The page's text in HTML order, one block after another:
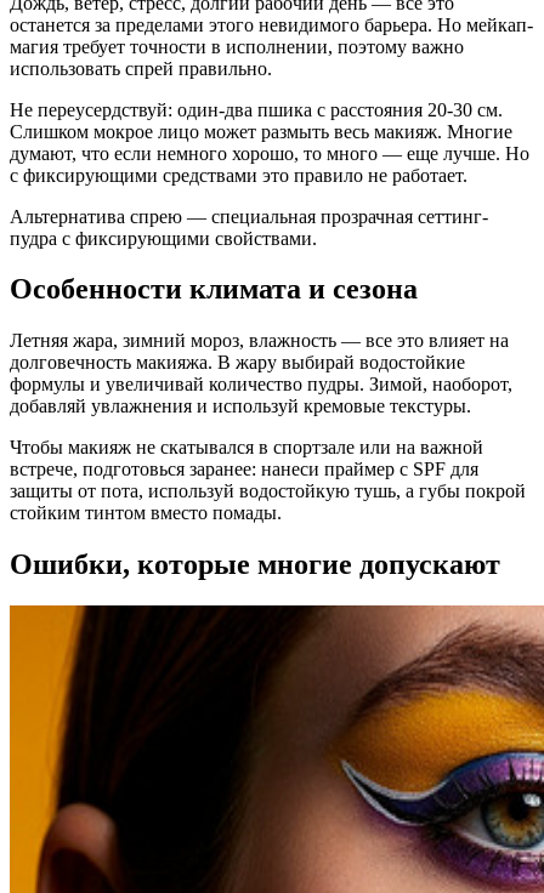
останется за пределами этого невидимого барьера. Но мейкап-
магия требует точности в исполнении, поэтому важно
использовать спрей правильно.
Не переусердствуй: один-два пшика с расстояния 20-30 см.
Слишком мокрое лицо может размыть весь макияж. Многие
думают, что если немного хорошо, то много — еще лучше. Но
с фиксирующими средствами это правило не работает.
Альтернатива спрею — специальная прозрачная сеттинг-
пудра с фиксирующими свойствами.
Особенности климата и сезона
Летняя жара, зимний мороз, влажность — все это влияет на
долговечность макияжа. В жару выбирай водостойкие
формулы и увеличивай количество пудры. Зимой, наоборот,
добавляй увлажнения и используй кремовые текстуры.
Чтобы макияж не скатывался в спортзале или на важной
встрече, подготовься заранее: нанеси праймер с SPF для
защиты от пота, используй водостойкую тушь, а губы покрой
стойким тинтом вместо помады.
Ошибки, которые многие допускают